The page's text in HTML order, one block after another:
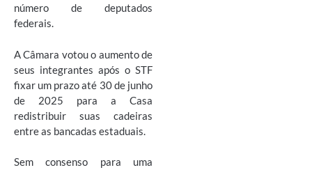
número de deputados
federais.
A Câmara votou o aumento de
seus integrantes após o STF
fixar um prazo até 30 de junho
de 2025 para a Casa
redistribuir suas cadeiras
entre as bancadas estaduais.
Sem consenso para uma